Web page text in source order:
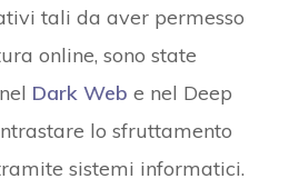
tali da aver permesso
online, sono state
Dark Web e nel Deep
lo sfruttamento
sistemi informatici.